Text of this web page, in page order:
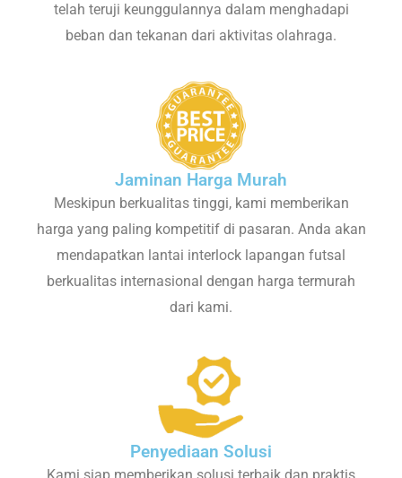
telah teruji keunggulannya dalam menghadapi
beban dan tekanan dari aktivitas olahraga.
Jaminan Harga Murah
Meskipun berkualitas tinggi, kami memberikan
harga yang paling kompetitif di pasaran. Anda akan
mendapatkan lantai interlock lapangan futsal
berkualitas internasional dengan harga termurah
dari kami.
Penyediaan Solusi